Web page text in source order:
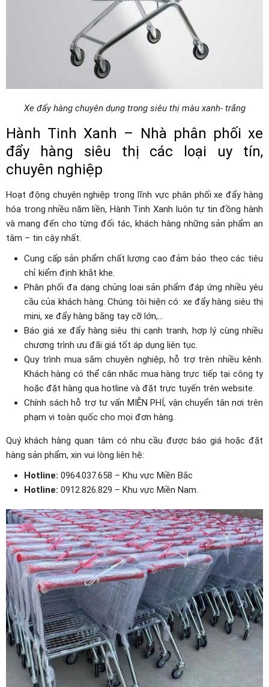
Xe đẩy hàng chuyên dụng trong siêu thị màu xanh- trắng
Hành Tinh Xanh – Nhà phân phối xe
đẩy hàng siêu thị các loại uy tín,
chuyên nghiệp
Hoạt động chuyên nghiệp trong lĩnh vực phân phối xe đẩy hàng
hóa trong nhiều năm liền, Hành Tinh Xanh luôn tự tin đồng hành
và mang đến cho từng đối tác, khách hàng những sản phẩm an
tâm – tin cậy nhất.
Cung cấp sản phẩm chất lượng cao đảm bảo theo các tiêu
chỉ kiểm định khắt khe.
Phân phối đa dạng chủng loại sản phẩm đáp ứng nhiều yêu
cầu của khách hàng. Chúng tôi hiện có: xe đẩy hàng siêu thị
mini, xe đẩy hàng bằng tay cỡ lớn,…
Báo giá xe đẩy hàng siêu thị cạnh tranh, hợp lý cùng nhiều
chương trình ưu đãi giá tốt áp dụng liên tục.
Quy trình mua sắm chuyên nghiệp, hỗ trợ trên nhiều kênh.
Khách hàng có thể cân nhắc mua hàng trực tiếp tại công ty
hoặc đặt hàng qua hotline và đặt trực tuyến trên website.
Chính sách hỗ trợ tư vấn MIỄN PHÍ, vận chuyển tân nơi trên
phạm vi toàn quốc cho mọi đơn hàng.
Quý khách hàng quan tâm có nhu cầu được báo giá hoặc đặt
hàng sản phẩm, xin vui lòng liên hệ:
Hotline: 0964.037.658 – Khu vực Miền Bắc
Hotline: 0912.826.829 – Khu vực Miền Nam.